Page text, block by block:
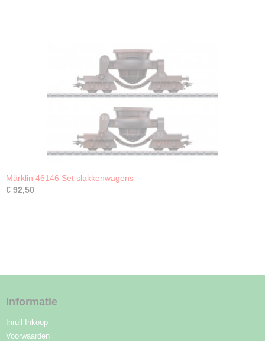
Märklin 46146 Set slakkenwagens
€ 92,50
Informatie
Inruil Inkoop
Voorwaarden